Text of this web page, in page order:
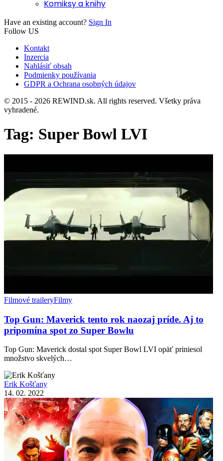
Komiksy a knihy
Have an existing account? Sign In
Follow US
Kontakt
Inzercia
Nahlásiť obsah
Podmienky používania
GDPR a Ochrana osobných údajov
© 2015 - 2026 REWIND.sk. All rights reserved. Všetky práva
vyhradené.
Tag: Super Bowl LVI
Filmové traileryFilmy
Top Gun: Maverick tento rok naozaj príde. Aj to
pripomína spot zo Super Bowlu
Top Gun: Maverick dostal spot Super Bowl LVI opäť priniesol
množstvo skvelých…
Erik Košťany
14. 02. 2022